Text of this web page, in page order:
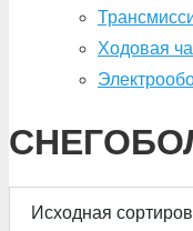
Ходовая